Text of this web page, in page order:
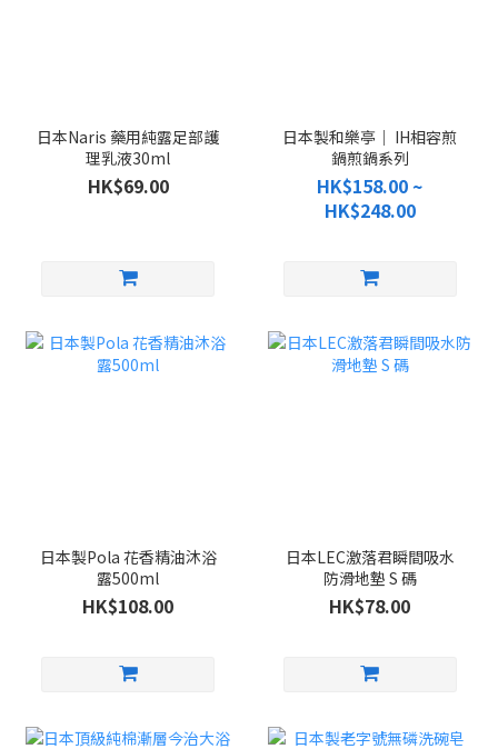
日本Naris 藥用純露足部護
理乳液30ml
HK$69.00
日本製和樂亭｜ IH相容煎
鍋煎鍋系列
HK$158.00 ~
HK$248.00
日本製Pola 花香精油沐浴
露500ml
HK$108.00
日本LEC激落君瞬間吸水
防滑地墊 S 碼
HK$78.00